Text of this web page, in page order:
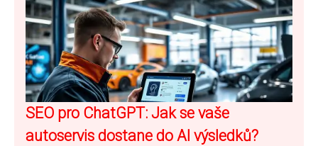
SEO pro ChatGPT: Jak se vaše
autoservis dostane do AI výsledků?